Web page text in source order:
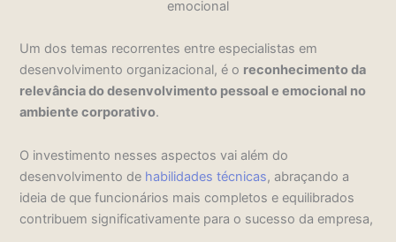
Um dos temas recorrentes entre especialistas em
desenvolvimento organizacional, é o reconhecimento da
relevância do desenvolvimento pessoal e emocional no
ambiente corporativo.
O investimento nesses aspectos vai além do
desenvolvimento de habilidades técnicas, abraçando a
ideia de que funcionários mais completos e equilibrados
contribuem significativamente para o sucesso da empresa,